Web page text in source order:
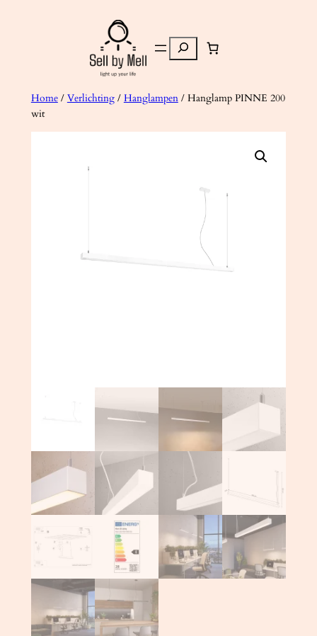
Zoeken
Home/ Verlichting/ Hanglampen/ Hanglamp PINNE 200
wit